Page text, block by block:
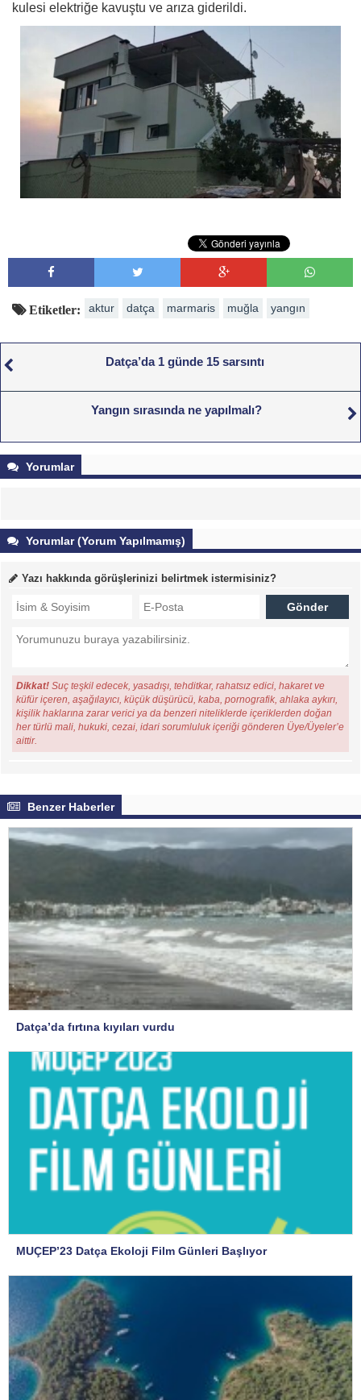
kulesi elektriğe kavuştu ve arıza giderildi.
Etiketler: aktur datça marmaris muğla yangın
Datça’da 1 günde 15 sarsıntı
Yangın sırasında ne yapılmalı?
Yorumlar
Yorumlar (Yorum Yapılmamış)
Yazı hakkında görüşlerinizi belirtmek istermisiniz?
Dikkat! Suç teşkil edecek, yasadışı, tehditkar, rahatsız edici, hakaret ve
küfür içeren, aşağılayıcı, küçük düşürücü, kaba, pornografik, ahlaka aykırı,
kişilik haklarına zarar verici ya da benzeri niteliklerde içeriklerden doğan
her türlü mali, hukuki, cezai, idari sorumluluk içeriği gönderen Üye/Üyeler’e
aittir.
Benzer Haberler
Datça’da fırtına kıyıları vurdu
MUÇEP’23 Datça Ekoloji Film Günleri Başlıyor